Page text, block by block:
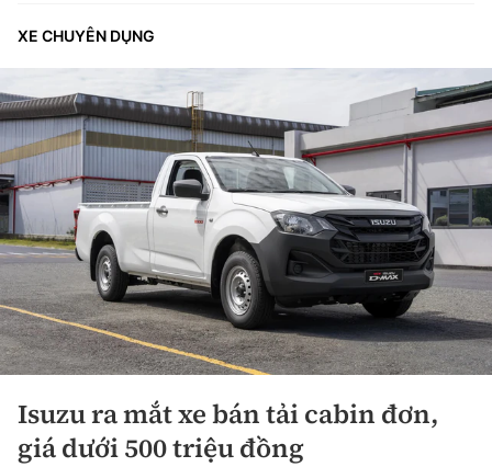
XE CHUYÊN DỤNG
Isuzu ra mắt xe bán tải cabin đơn,
giá dưới 500 triệu đồng